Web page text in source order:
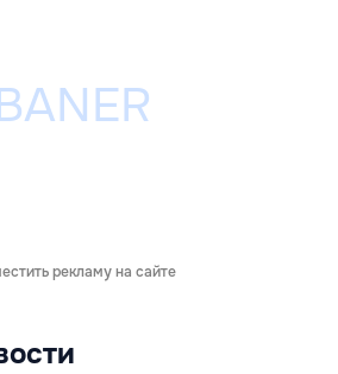
рекламу на сайте